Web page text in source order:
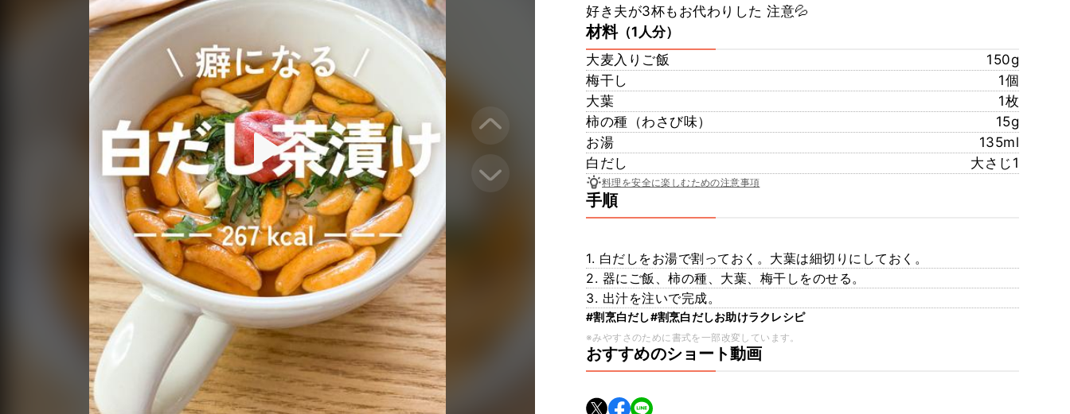
好き夫が3杯もお代わりした 注意💦
材料（1人分）
大麦入りご飯
150g
梅干し
1個
大葉
1枚
柿の種（わさび味）
15g
お湯
135ml
白だし
大さじ1
料理を安全に楽しむための注意事項
手順
1. 白だしをお湯で割っておく。大葉は細切りにしておく。
2. 器にご飯、柿の種、大葉、梅干しをのせる。
3. 出汁を注いで完成。
#割烹白だし#割烹白だしお助けラクレシピ
※みやすさのために書式を一部改変しています。
おすすめのショート動画